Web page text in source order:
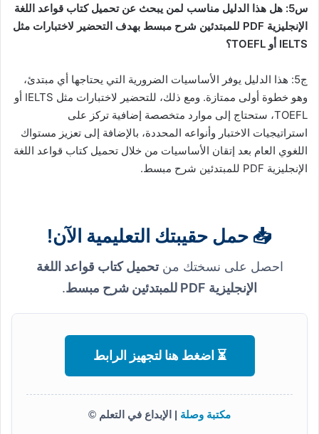
س5: هل هذا الدليل مناسب لمن يبحث عن تحميل كتاب قواعد اللغة
الإنجليزية PDF للمبتدئين شرح مبسط بهدف التحضير لاختبارات مثل
IELTS أو TOEFL؟
ج5: هذا الدليل يوفر الأساسيات الضرورية التي يحتاجها أي مبتدئ،
وهو خطوة أولى ممتازة. ومع ذلك، للتحضير لاختبارات مثل IELTS أو
TOEFL، ستحتاج إلى موارد متخصصة إضافية تركز على
استراتيجيات الاختبار وأنواعه المحددة، بالإضافة إلى تعزيز مستواك
اللغوي العام بعد إتقان الأساسيات من خلال تحميل كتاب قواعد اللغة
الإنجليزية PDF للمبتدئين شرح مبسط.
📥 حمل حقيبتك التعليمية الآن!
احصل على نسختك منتحميل كتاب قواعد اللغة
الإنجليزية PDF للمبتدئين شرح مبسط
.
⏳ اضغط هنا لتجهيز الرابط
مكتبة وصلة | الإبداع في التعلم ©